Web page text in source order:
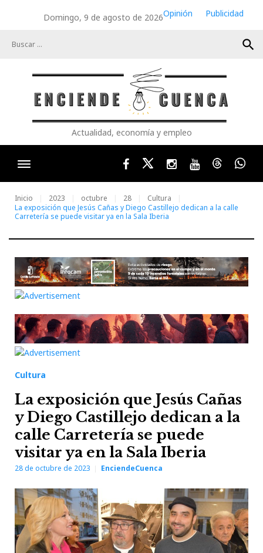
Domingo, 9 de agosto de 2026Opinión
Publicidad
search
Actualidad, economía y empleo
FacebookTwitterInstagram
YoutubeThreads
Inicio 2023 octubre 28
Cultura
La exposición que Jesús Cañas y Diego Castillejo dedican a la calle
Carretería se puede visitar ya en la Sala Iberia
Cultura
La exposición que Jesús Cañas
y Diego Castillejo dedican a la
calle Carretería se puede
visitar ya en la Sala Iberia
28 de octubre de 2023 EnciendeCuenca